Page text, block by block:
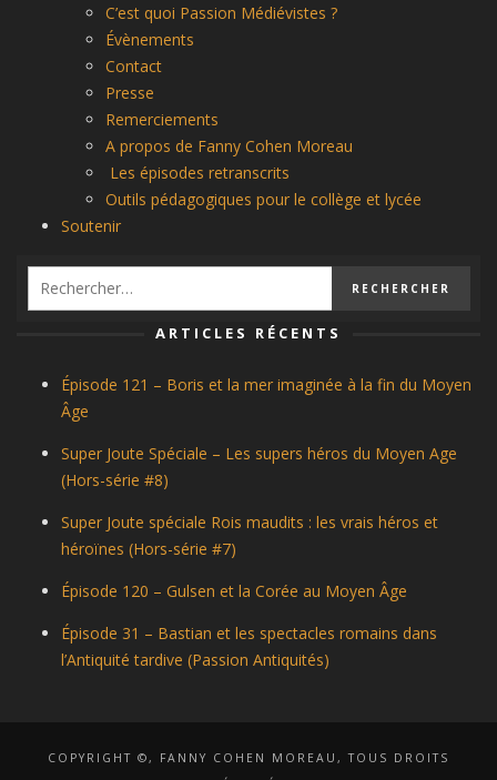
C’est quoi Passion Médiévistes ?
Évènements
Contact
Presse
Remerciements
A propos de Fanny Cohen Moreau
Les épisodes retranscrits
Outils pédagogiques pour le collège et lycée
Soutenir
ARTICLES RÉCENTS
Épisode 121 – Boris et la mer imaginée à la fin du Moyen
Âge
Super Joute Spéciale – Les supers héros du Moyen Age
(Hors-série #8)
Super Joute spéciale Rois maudits : les vrais héros et
héroïnes (Hors-série #7)
Épisode 120 – Gulsen et la Corée au Moyen Âge
Épisode 31 – Bastian et les spectacles romains dans
l’Antiquité tardive (Passion Antiquités)
COPYRIGHT ©, FANNY COHEN MOREAU, TOUS DROITS